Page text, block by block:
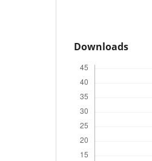
Downloads